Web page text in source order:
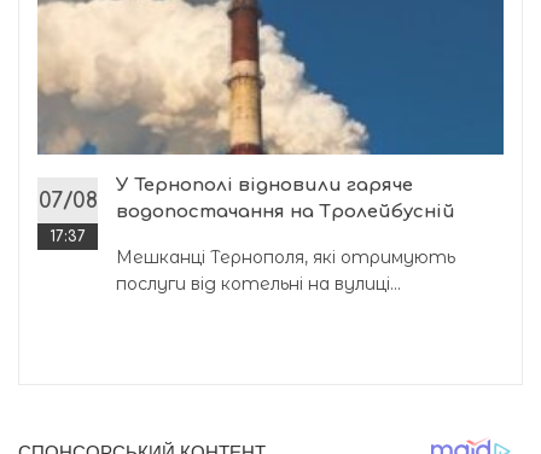
07/08
17:37
У Тернополі відновили гаряче
водопостачання на Тролейбусній
Мешканці Тернополя, які отримують
послуги від котельні на вулиці...